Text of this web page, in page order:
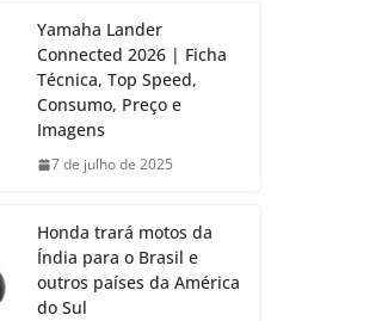
Yamaha Lander
Connected 2026 | Ficha
Técnica, Top Speed,
Consumo, Preço e
Imagens
7 de julho de 2025
Honda trará motos da
Índia para o Brasil e
outros países da América
do Sul